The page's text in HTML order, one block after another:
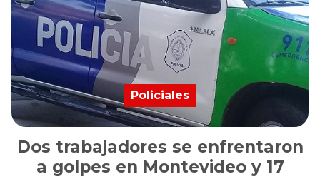
Dos trabajadores se enfrentaron
a golpes en Montevideo y 17
Policiales